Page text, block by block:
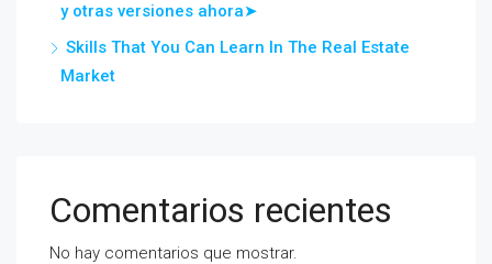
y otras versiones ahora➤
Skills That You Can Learn In The Real Estate
Market
Comentarios recientes
No hay comentarios que mostrar.